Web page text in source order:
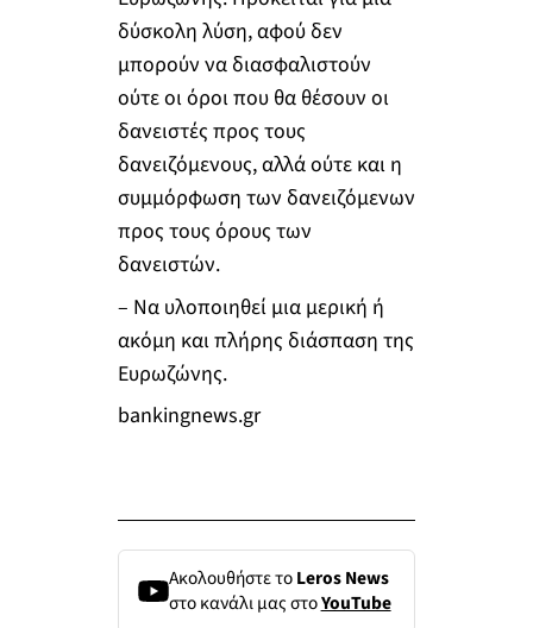
δύσκολη λύση, αφού δεν
μπορούν να διασφαλιστούν
ούτε οι όροι που θα θέσουν οι
δανειστές προς τους
δανειζόμενους, αλλά ούτε και η
συμμόρφωση των δανειζόμενων
προς τους όρους των
δανειστών.
– Να υλοποιηθεί μια μερική ή
ακόμη και πλήρης διάσπαση της
Ευρωζώνης.
bankingnews.gr
Ακολουθήστε τοLeros News
στο κανάλι μας στοYouTube